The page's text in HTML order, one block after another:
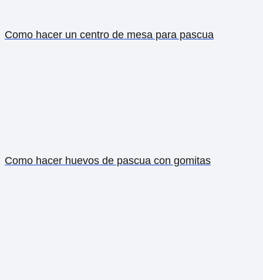
Como hacer un centro de mesa para pascua
Como hacer huevos de pascua con gomitas